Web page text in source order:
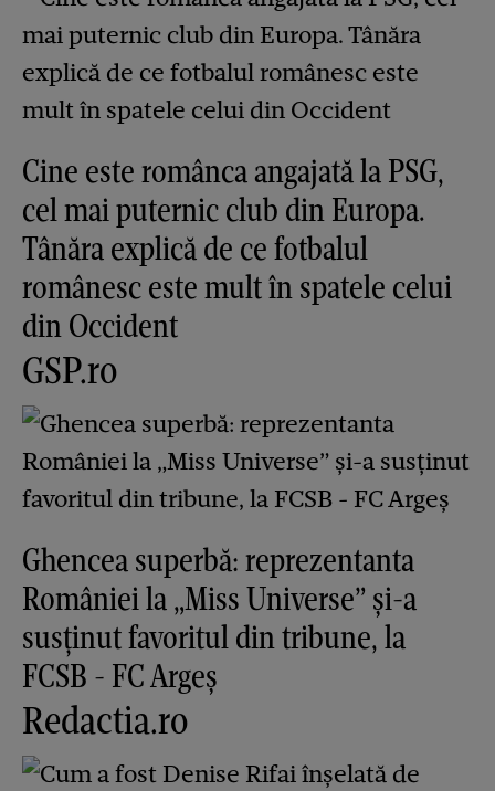
Cine este românca angajată la PSG,
cel mai puternic club din Europa.
Tânăra explică de ce fotbalul
românesc este mult în spatele celui
din Occident
GSP.ro
Ghencea superbă: reprezentanta
României la „Miss Universe” și-a
susținut favoritul din tribune, la
FCSB - FC Argeș
Redactia.ro